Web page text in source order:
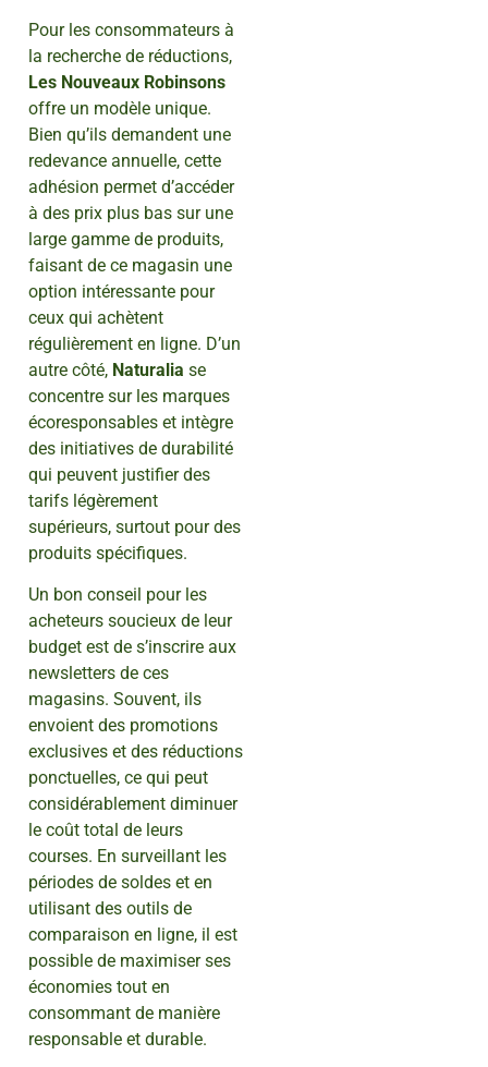
Pour les consommateurs à
la recherche de réductions,
Les Nouveaux Robinsons
offre un modèle unique.
Bien qu’ils demandent une
redevance annuelle, cette
adhésion permet d’accéder
à des prix plus bas sur une
large gamme de produits,
faisant de ce magasin une
option intéressante pour
ceux qui achètent
régulièrement en ligne. D’un
autre côté, Naturalia se
concentre sur les marques
écoresponsables et intègre
des initiatives de durabilité
qui peuvent justifier des
tarifs légèrement
supérieurs, surtout pour des
produits spécifiques.
Un bon conseil pour les
acheteurs soucieux de leur
budget est de s’inscrire aux
newsletters de ces
magasins. Souvent, ils
envoient des promotions
exclusives et des réductions
ponctuelles, ce qui peut
considérablement diminuer
le coût total de leurs
courses. En surveillant les
périodes de soldes et en
utilisant des outils de
comparaison en ligne, il est
possible de maximiser ses
économies tout en
consommant de manière
responsable et durable.